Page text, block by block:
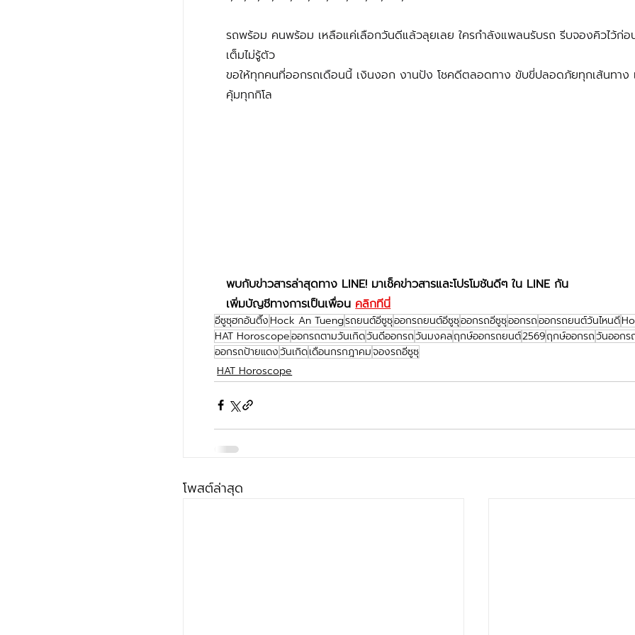
รถพร้อม คนพร้อม เหลือแค่เลือกวันดีแล้วลุยเลย ใครกำลังแพลนรับรถ รีบจองคิวไว้ก่
เต็มไม่รู้ตัว
ขอให้ทุกคนที่ออกรถเดือนนี้ เงินงอก งานปัง โชคดีตลอดทาง ขับขี่ปลอดภัยทุกเส้นทาง
คุ้มทุกกิโล
พบกับข่าวสารล่าสุดทาง LINE! มาเช็คข่าวสารและโปรโมชันดีๆ ใน LINE กัน
เพิ่มบัญชีทางการเป็นเพื่อน คลิกทีนี่
อีซูซุฮกอันตึ๊งHock An Tuengรถยนต์อีซูซุออกรถยนต์อีซูซุออกรถอีซูซุออกรถออกรถยนต์วันไหนดี
HAT Horoscopeออกรถตามวันเกิดวันดีออกรถวันมงคลฤกษ์ออกรถยนต์2569ฤกษ์ออกรถวันออกร
ออกรถป้ายแดงวันเกิดเดือนกรกฎาคมจองรถอีซูซุ
HAT Horoscope
โพสต์ล่าสุด